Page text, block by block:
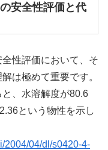
安全性評価と代
性評価において、そ
は極めて重要です。
と、水溶解度が80.6
という物性を示し
2004/04/dl/s0420-4-